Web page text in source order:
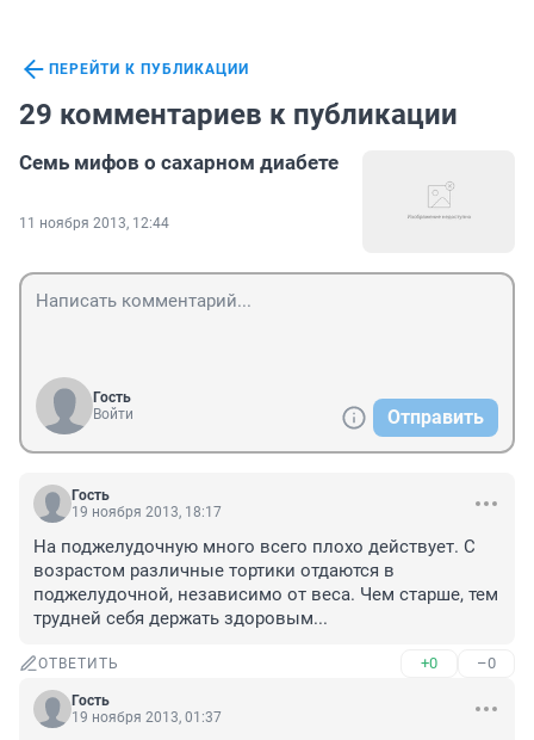
ПЕРЕЙТИ К ПУБЛИКАЦИИ
29 комментариев к публикации
Семь мифов о сахарном диабете
11 ноября 2013, 12:44
Гость
Войти
Отправить
Гость
19 ноября 2013, 18:17
На поджелудочную много всего плохо действует. С
возрастом различные тортики отдаются в
поджелудочной, независимо от веса. Чем старше, тем
трудней себя держать здоровым...
ОТВЕТИТЬ +0 –0
Гость
19 ноября 2013, 01:37